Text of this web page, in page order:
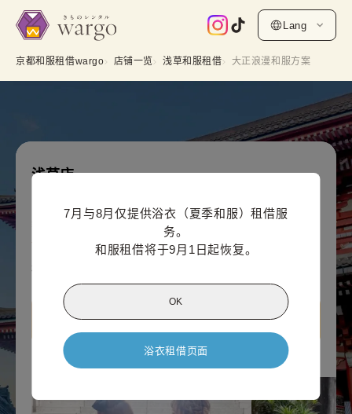
Lang
京都和服租借wargo 店铺一览 浅草和服租借 大正浪漫和服方案
7月与8月仅提供浴衣（夏季和服）租借服
务。
和服租借将于9月1日起恢复。
OK
浴衣租借页面
浅草店
¥ 5,500(含税)~
¥6,600
查看 浅草店信息